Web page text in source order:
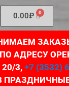
0.00₽
АДРЕСУ
3, +7 (3532)